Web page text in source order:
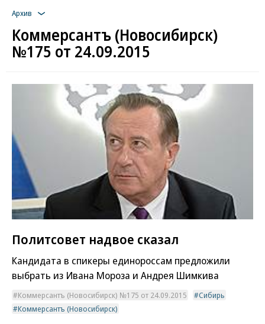
Архив
Коммерсантъ (Новосибирск)
№175 от 24.09.2015
Политсовет надвое сказал
Кандидата в спикеры единороссам предложили
выбрать из Ивана Мороза и Андрея Шимкива
Коммерсантъ (Новосибирск) №175 от 24.09.2015
Сибирь
Коммерсантъ (Новосибирск)